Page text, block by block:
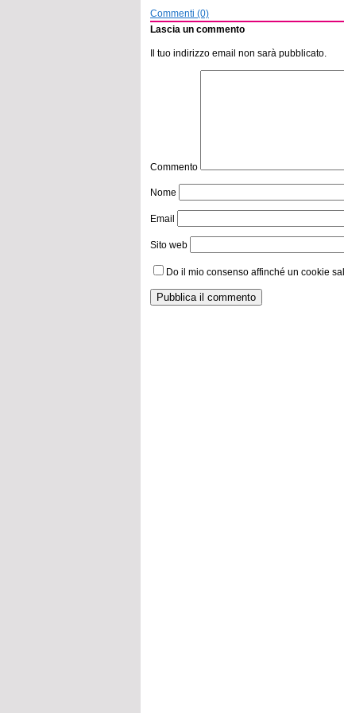
Commenti (0)
Lascia un commento
Il tuo indirizzo email non sarà pubblicato.
Commento
Nome
Email
Sito web
Do il mio consenso affinché un cookie